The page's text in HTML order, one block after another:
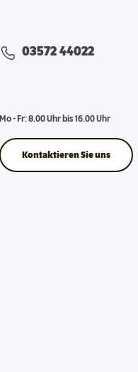
03572 44022
Mo - Fr: 8.00 Uhr bis 16.00 Uhr
Kontaktieren Sie uns